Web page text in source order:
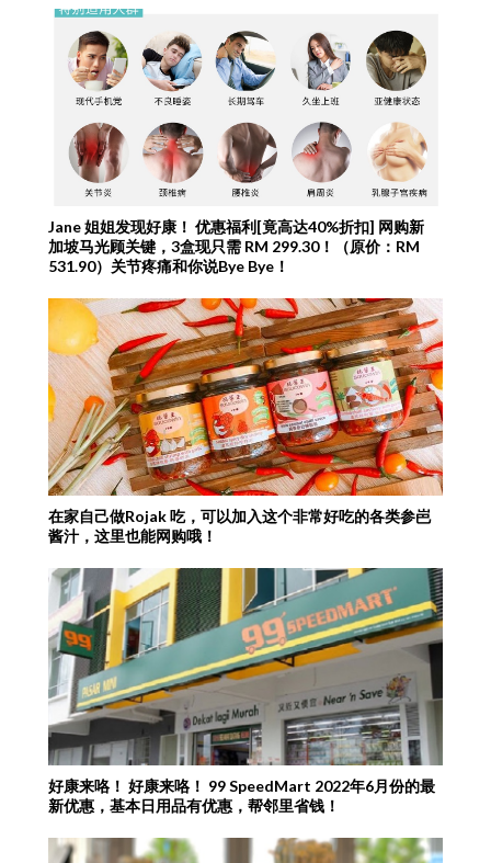
Jane 姐姐发现好康！ 优惠福利[竟高达40%折扣] 网购新
加坡马光顾关键，3盒现只需 RM 299.30！（原价：RM
531.90）关节疼痛和你说Bye Bye！
在家自己做Rojak 吃，可以加入这个非常好吃的各类参岜
酱汁，这里也能网购哦！
好康来咯！ 好康来咯！ 99 SpeedMart 2022年6月份的最
新优惠，基本日用品有优惠，帮邻里省钱！